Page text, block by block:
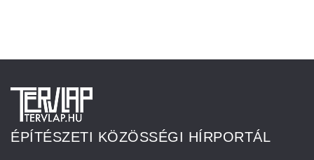
ÉPÍTÉSZETI KÖZÖSSÉGI HÍRPORTÁL